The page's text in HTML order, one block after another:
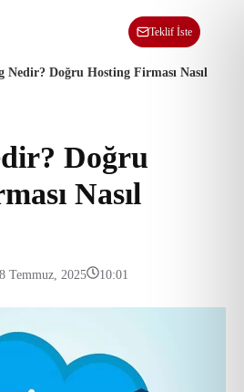
Teklif İste
Nedir? Doğru Hosting Firması Nasıl
Doğru
Nasıl
Temmuz, 2025 10:01